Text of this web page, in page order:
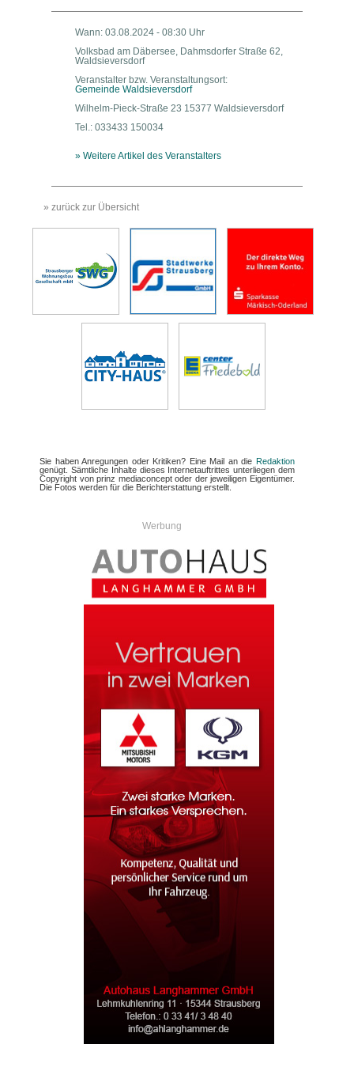
Wann: 03.08.2024 - 08:30 Uhr
Volksbad am Däbersee, Dahmsdorfer Straße 62,
Waldsieversdorf
Veranstalter bzw. Veranstaltungsort:
Gemeinde Waldsieversdorf
Wilhelm-Pieck-Straße 23 15377 Waldsieversdorf
Tel.: 033433 150034
» Weitere Artikel des Veranstalters
» zurück zur Übersicht
Sie haben Anregungen oder Kritiken? Eine Mail an die Redaktion
genügt. Sämtliche Inhalte dieses Internetauftrittes unterliegen dem
Copyright von prinz mediaconcept oder der jeweiligen Eigentümer.
Die Fotos werden für die Berichterstattung erstellt.
Werbung